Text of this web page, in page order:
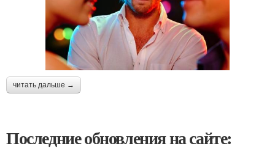
читать дальше →
Последние обновления на сайте: